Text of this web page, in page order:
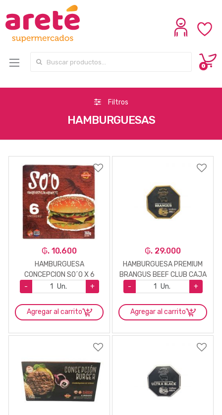
Search for:
0
Filtros
HAMBURGUESAS
₲. 10.600
HAMBURGUESA
CONCEPCION SO´O X 6
-
Un. +
Agregar al carrito
₲. 29.000
HAMBURGUESA PREMIUM
BRANGUS BEEF CLUB CAJA
2UNI.
- Un. +
Agregar al carrito